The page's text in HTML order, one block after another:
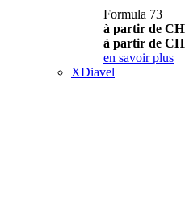
Formula 73
à partir de
à partir de
en savoir plus
XDiavel